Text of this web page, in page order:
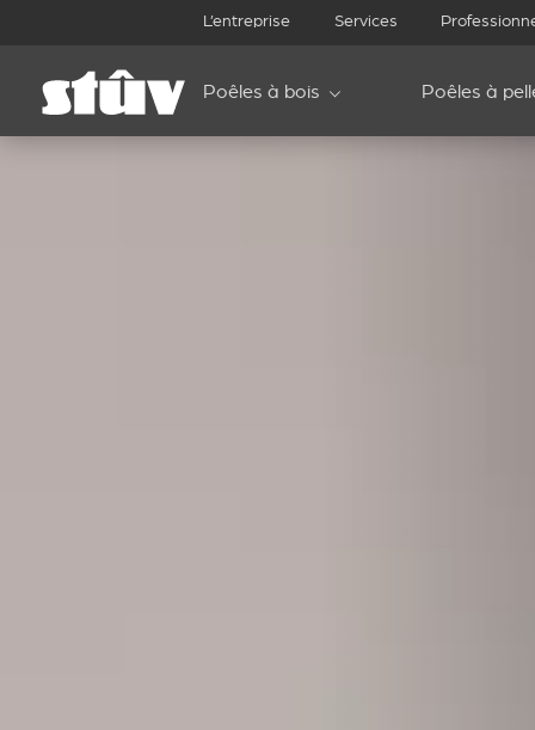
L’entreprise Services
Poêles à bois Poêles à